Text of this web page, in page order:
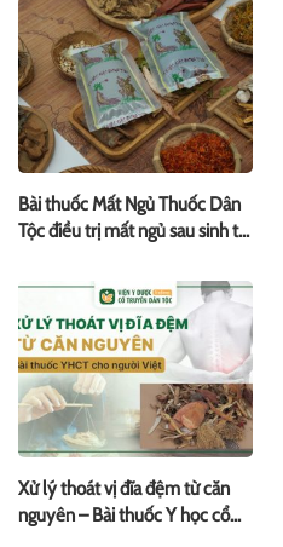
Bài thuốc Mất Ngủ Thuốc Dân
Tộc điều trị mất ngủ sau sinh từ
khí huyết]
Xử lý thoát vị đĩa đệm từ căn
nguyên – Bài thuốc Y học cổ